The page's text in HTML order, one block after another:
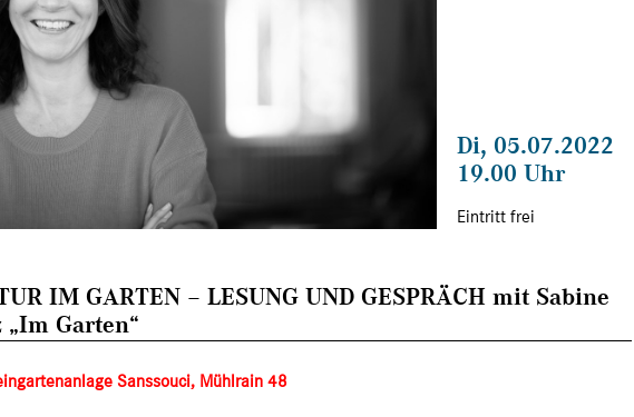
Di, 05.07.2022
19.00 Uhr
Eintritt frei
IM GARTEN – LESUNG UND GESPRÄCH mit Sabine
„Im Garten“
Sanssouci, Mühlrain 48